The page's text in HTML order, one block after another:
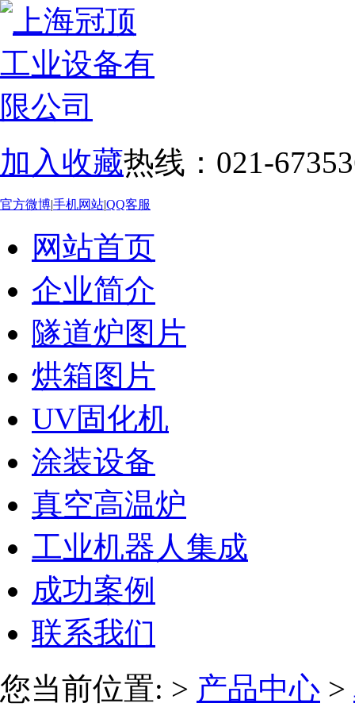
加入收藏热线：021-
官方微博|手机网站|QQ客服
网站首页
企业简介
隧道炉图片
烘箱图片
UV固化机
涂装设备
真空高温炉
工业机器人集成
成功案例
联系我们
您当前位置: > 产品中心 >